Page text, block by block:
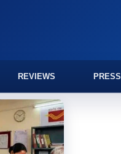
REVIEWS PRESS